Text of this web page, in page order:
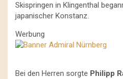
Skispringen in Klingenthal
japanischer Konstanz.
Werbung
Bei den Herren sorgte Philipp